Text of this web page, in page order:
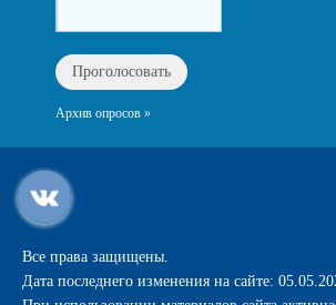
Архив опросов »
Все права защищены.
Дата последнего изменения на сайте: